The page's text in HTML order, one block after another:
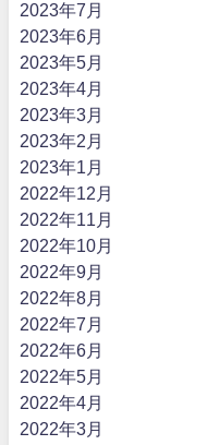
2023年7月
2023年6月
2023年5月
2023年4月
2023年3月
2023年2月
2023年1月
2022年12月
2022年11月
2022年10月
2022年9月
2022年8月
2022年7月
2022年6月
2022年5月
2022年4月
2022年3月